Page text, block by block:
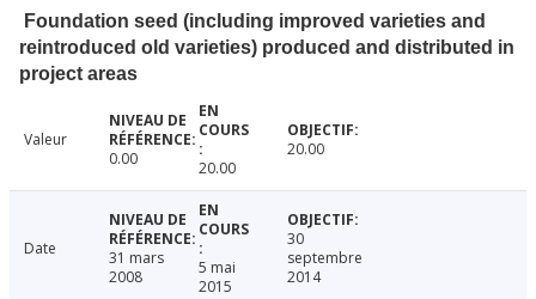
Foundation seed (including improved varieties and
reintroduced old varieties) produced and distributed in
project areas
Valeur
0.00
20.00
20.00
Date
31 mars
2008
5 mai
2015
30
septembre
2014